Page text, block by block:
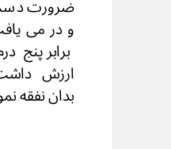
ضرورت
و در می
برابر
ارزش
بدان نفقه